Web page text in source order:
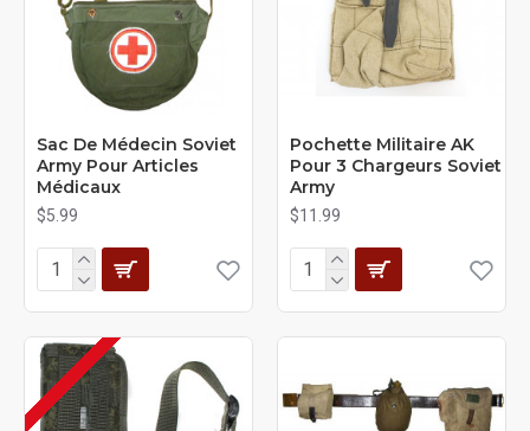
Sac De Médecin Soviet
Army Pour Articles
Médicaux
$5.99
Pochette Militaire AK
Pour 3 Chargeurs Soviet
Army
$11.99